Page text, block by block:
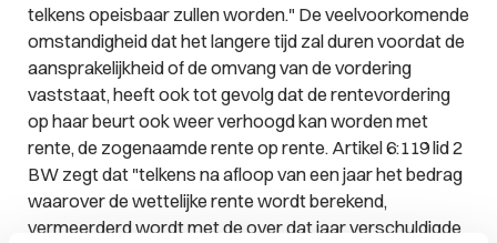
telkens opeisbaar zullen worden." De veelvoorkomende
omstandigheid dat het langere tijd zal duren voordat de
aansprakelijkheid of de omvang van de vordering
vaststaat, heeft ook tot gevolg dat de rentevordering
op haar beurt ook weer verhoogd kan worden met
rente, de zogenaamde rente op rente. Artikel 6:119 lid 2
BW zegt dat "telkens na afloop van een jaar het bedrag
waarover de wettelijke rente wordt berekend,
vermeerderd wordt met de over dat jaar verschuldigde